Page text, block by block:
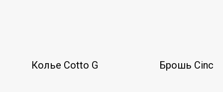
Колье Cotto G Брошь Cincia